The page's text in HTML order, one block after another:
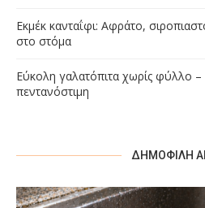
Εκμέκ κανταΐφι: Αφράτο,
στο στόμα
Εύκολη γαλατόπιτα χωρίς φύλλο
πεντανόστιμη
ΔΗΜΟΦΙΛΉ